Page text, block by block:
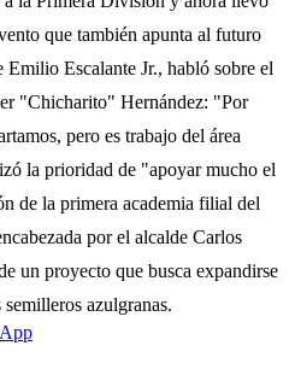
que también apunta al futuro
Escalante Jr., habló sobre el
"Chicharito" Hernández: "Por
pero es trabajo del área
la prioridad de "apoyar mucho el
de la primera academia filial del
por el alcalde Carlos
un proyecto que busca expandirse
azulgranas.